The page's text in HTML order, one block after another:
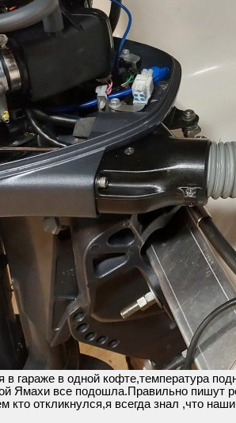
в гараже в одной кофте,температура
Ямахи все подошла.Правильно пишут
кто откликнулся,я всегда знал ,что